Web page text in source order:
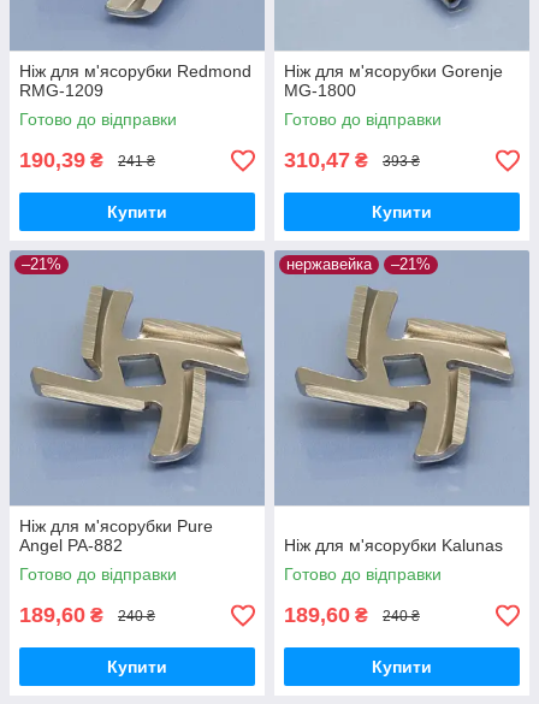
Ніж для м'ясорубки Redmond
RMG-1209
Готово до відправки
190,39 ₴ 241 ₴
Купити
Ніж для м'ясорубки Gorenje
MG-1800
Готово до відправки
310,47 ₴ 393 ₴
Купити
–21%
Ніж для м'ясорубки Pure
Angel PA-882
Готово до відправки
189,60 ₴ 240 ₴
Купити
нержавейка –21%
Ніж для м'ясорубки Kalunas
Готово до відправки
189,60 ₴ 240 ₴
Купити